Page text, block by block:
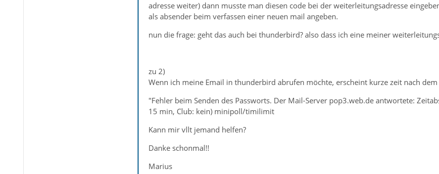
adresse weiter) dann musste man diesen code bei der weiterleitungsadresse
als absender beim verfassen einer neuen mail angeben.
nun die frage: geht das auch bei thunderbird? also dass ich eine meiner
zu 2)
Wenn ich meine Email in thunderbird abrufen möchte, erscheint kurze zeit nach
"Fehler beim Senden des Passworts. Der Mail-Server pop3.web.de antwortete:
15 min, Club: kein) minipoll/timilimit
Kann mir vllt jemand helfen?
Danke schonmal!!
Marius